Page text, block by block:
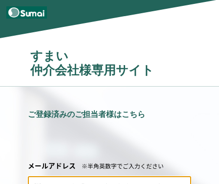
すまい
仲介会社様専用サイト
ご登録済みのご担当者様はこちら
メールアドレス ※半角英数字でご入力ください